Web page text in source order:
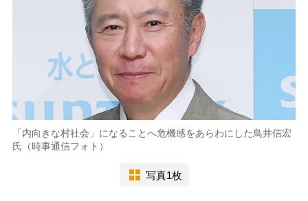
「内向きな村社会」になることへ危機感をあらわにした鳥井信宏
氏（時事通信フォト）
写真1枚